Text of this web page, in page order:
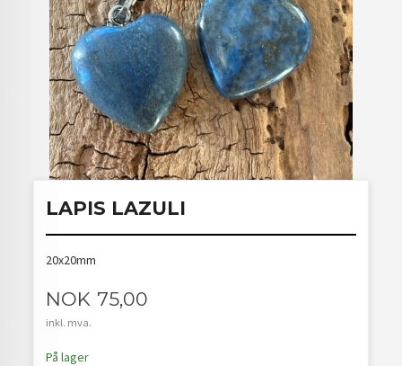
LAPIS LAZULI
20x20mm
Pris
NOK 75,00
inkl. mva.
På lager